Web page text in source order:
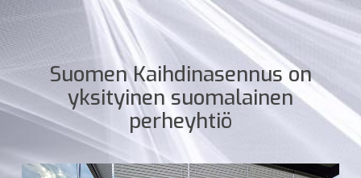
Suomen Kaihdinasennus on
yksityinen suomalainen
perheyhtiö